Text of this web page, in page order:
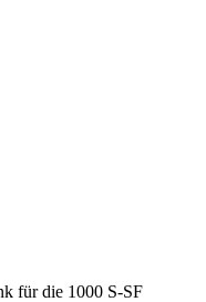
für die 1000 S-SF